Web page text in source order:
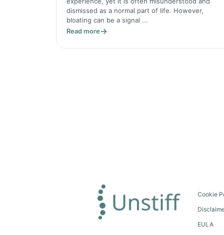
dismissed as a normal part of life. However,
bloating can be a signal ...
Read more
Cookie
EULA